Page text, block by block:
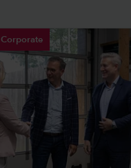
Corporate